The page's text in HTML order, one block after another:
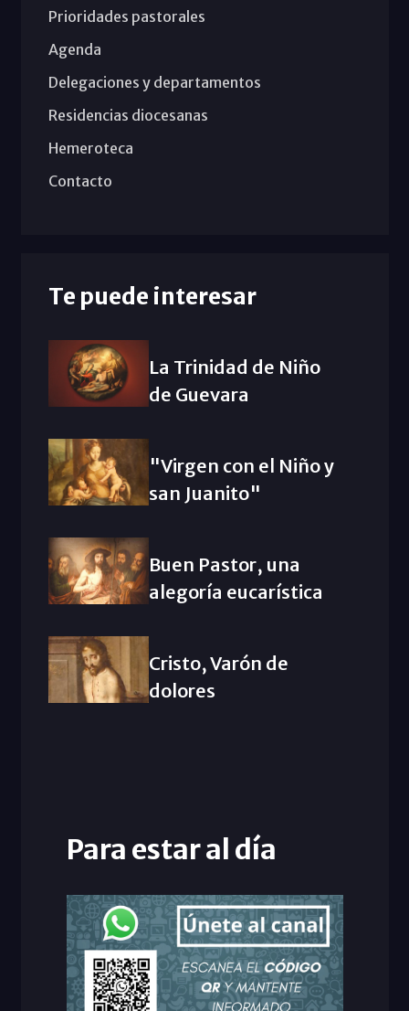
Prioridades pastorales
Agenda
Delegaciones y departamentos
Residencias diocesanas
Hemeroteca
Contacto
Te puede interesar
La Trinidad de Niño
de Guevara
"Virgen con el Niño y
san Juanito"
Buen Pastor, una
alegoría eucarística
Cristo, Varón de
dolores
Para estar al día